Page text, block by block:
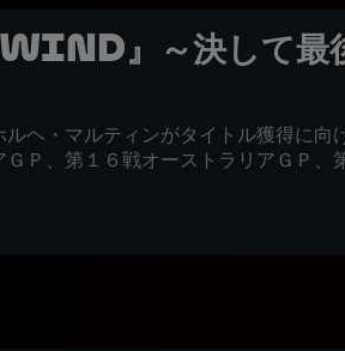
』～決して最
ルヘ・マルティンがタイトル獲得に向
ＧＰ、第１６戦オーストラリアＧＰ、